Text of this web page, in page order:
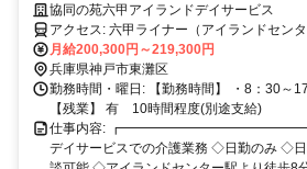
相談可能 ✅アイランドセンター駅より徒歩8
格をお持ちの方
協同の苑六甲アイランドデイサービス
アクセス: 六甲ライナー（アイランド
月給200,300円～219,300円
兵庫県神戸市東灘区
勤務時間・曜日: 【勤務時間】 ・8：30～
【残業】 有 10時間程度(別途支給)
仕事内容: ┏━━━━━━━━━━━━━━━┓
デイサービスでの介護業務 ◇日勤のみ ◇